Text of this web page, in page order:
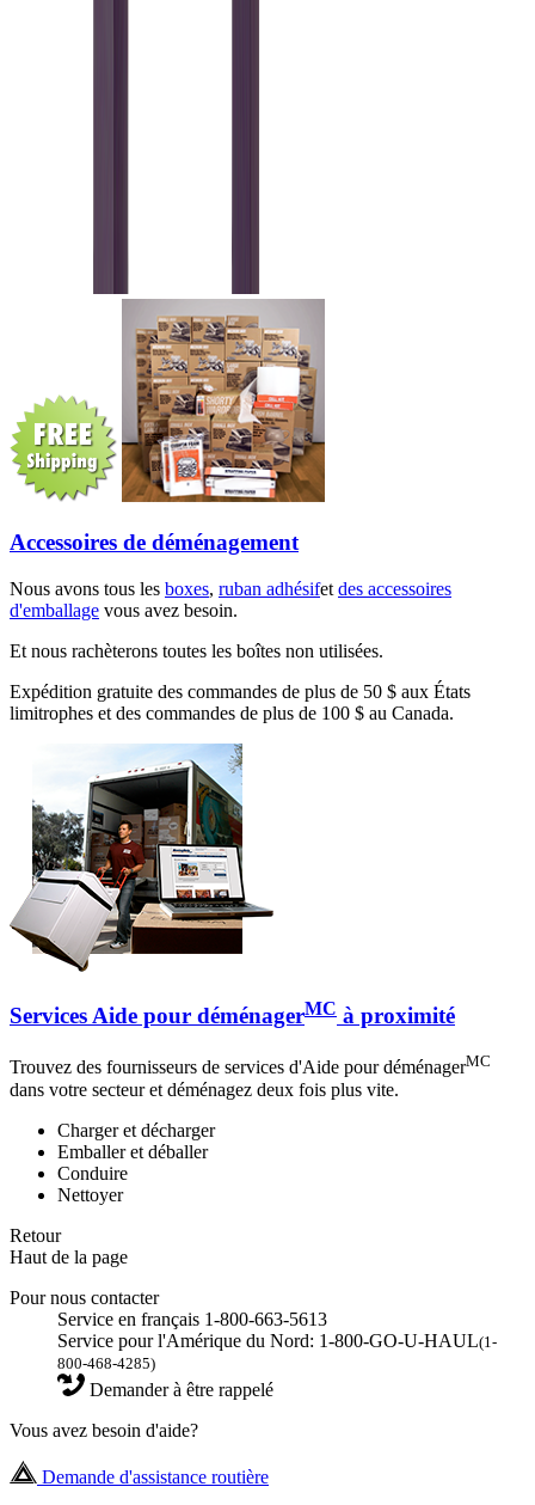
Accessoires de déménagement
Nous avons tous les boxes, ruban adhésifet des accessoires
d'emballage vous avez besoin.
Et nous rachèterons toutes les boîtes non utilisées.
Expédition gratuite des commandes de plus de 50 $ aux États
limitrophes et des commandes de plus de 100 $ au Canada.
Services Aide pour déménagerMC à proximité
Trouvez des fournisseurs de services d'Aide pour déménagerMC
dans votre secteur et déménagez deux fois plus vite.
Charger et décharger
Emballer et déballer
Conduire
Nettoyer
Retour
Haut de la page
Pour nous contacter
Service en français 1-800-663-5613
Service pour l'Amérique du Nord: 1-800-GO-U-HAUL(1-
800-468-4285)
Demander à être rappelé
Vous avez besoin d'aide?
Demande d'assistance routière